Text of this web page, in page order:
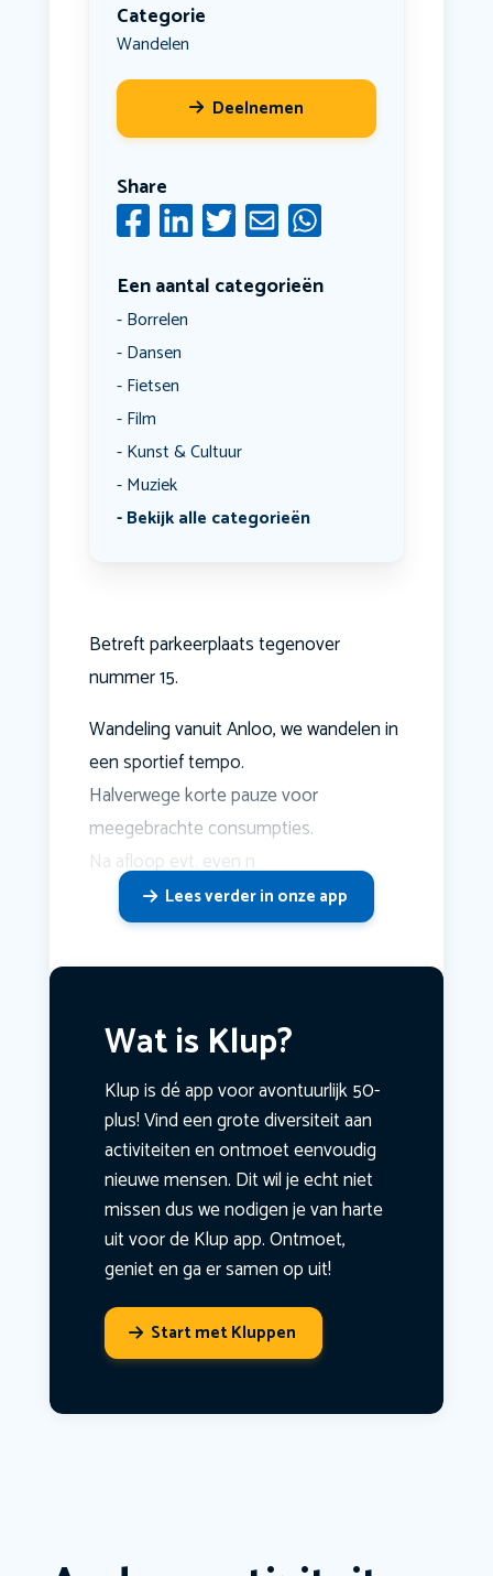
Categorie
Wandelen
Deelnemen
Share
Een aantal categorieën
Borrelen
Dansen
Fietsen
Film
Kunst & Cultuur
Muziek
Bekijk alle categorieën
Betreft parkeerplaats tegenover
nummer 15.
Wandeling vanuit Anloo, we wandelen in
een sportief tempo.
Halverwege korte pauze voor
meegebrachte consumpties.
Na afloop evt. even n
Lees verder in onze app
Wat is Klup?
Klup is dé app voor avontuurlijk 50-
plus! Vind een grote diversiteit aan
activiteiten en ontmoet eenvoudig
nieuwe mensen. Dit wil je echt niet
missen dus we nodigen je van harte
uit voor de Klup app. Ontmoet,
geniet en ga er samen op uit!
Start met Kluppen